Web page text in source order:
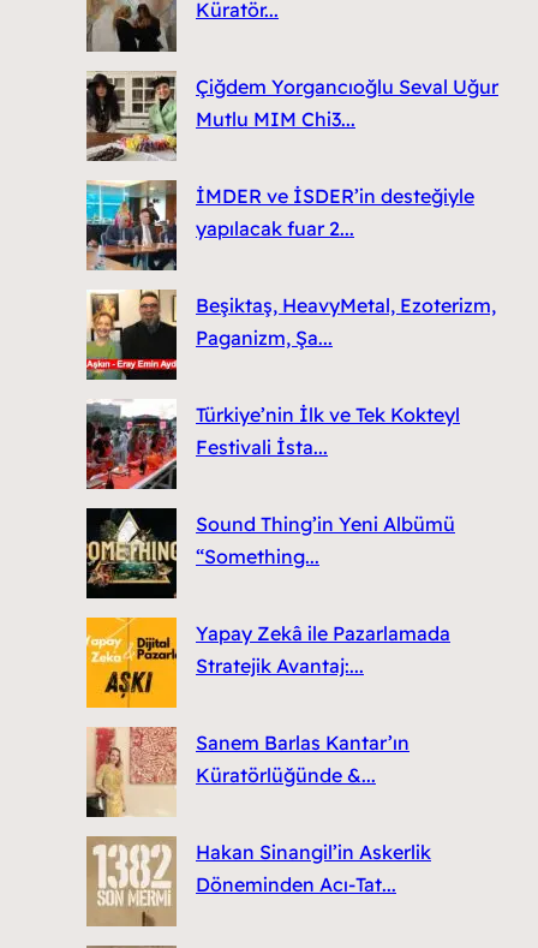
Küratör...
Çiğdem Yorgancıoğlu Seval Uğur
Mutlu MIM Chi3...
İMDER ve İSDER’in desteğiyle
yapılacak fuar 2...
Beşiktaş, HeavyMetal, Ezoterizm,
Paganizm, Şa...
Türkiye’nin İlk ve Tek Kokteyl
Festivali İsta...
Sound Thing’in Yeni Albümü
“Something...
Yapay Zekâ ile Pazarlamada
Stratejik Avantaj:...
Sanem Barlas Kantar’ın
Küratörlüğünde &...
Hakan Sinangil’in Askerlik
Döneminden Acı-Tat...